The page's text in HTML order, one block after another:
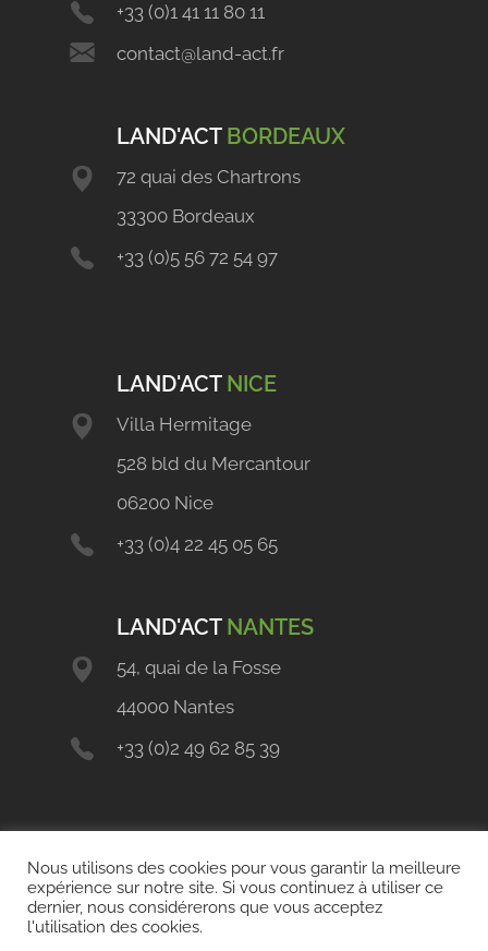
+33 (0)1 41 11 80 11
contact@land-act.fr
LAND'ACT BORDEAUX
72 quai des Chartrons
33300 Bordeaux
+33 (0)5 56 72 54 97
LAND'ACT NICE
Villa Hermitage
528 bld du Mercantour
06200 Nice
+33 (0)4 22 45 05 65
LAND'ACT NANTES
54, quai de la Fosse
44000 Nantes
+33 (0)2 49 62 85 39
Copyright 2021 © Land'Act
Nous utilisons des cookies pour vous garantir la meilleure
expérience sur notre site. Si vous continuez à utiliser ce
dernier, nous considérerons que vous acceptez
l'utilisation des cookies.